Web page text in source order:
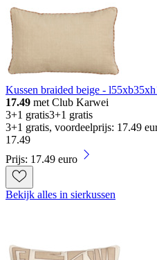
Kussen braided beige -
17.49 met Club Karwei
3+1 gratis3+1 gratis
3+1 gratis, voordeelprijs: 17.49
17.49
Prijs: 17.49 euro
Bekijk alles in sierkussen